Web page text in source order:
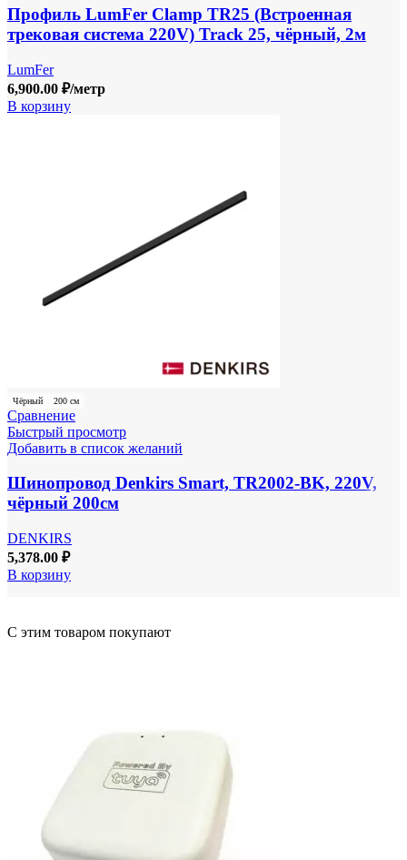
Профиль LumFer Clamp TR25 (Встроенная
трековая система 220V) Track 25, чёрный, 2м
LumFer
6,900.00 ₽/метр
В корзину
Чёрный 200 см
Сравнение
Быстрый просмотр
Добавить в список желаний
Шинопровод Denkirs Smart, TR2002-BK, 220V,
чёрный 200см
DENKIRS
5,378.00 ₽
В корзину
С этим товаром покупают